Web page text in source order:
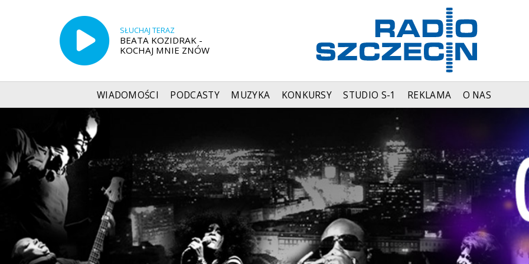
SŁUCHAJ TERAZ
BEATA KOZIDRAK -
KOCHAJ MNIE ZNÓW
WIADOMOŚCI PODCASTY MUZYKA KONKURSY STUDIO S-1 REKLAMA O NAS